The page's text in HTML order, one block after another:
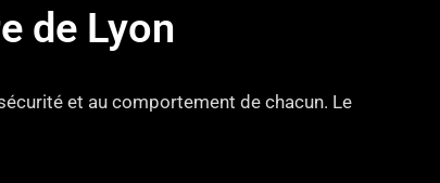
de Lyon
et au comportement de chacun. Le